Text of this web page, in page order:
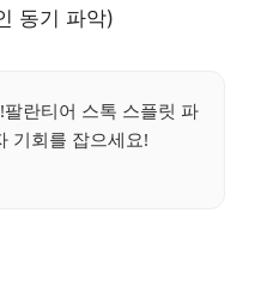
동기 파악)
란티어 스톡 스플릿 파
기회를 잡으세요!